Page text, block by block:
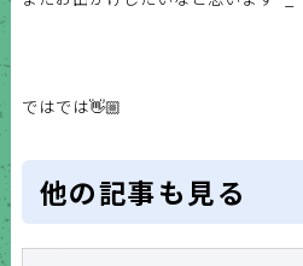
ではでは👋🏼
他の記事も見る